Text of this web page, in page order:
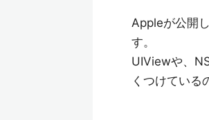
Appleが公開
す。
UIViewや、
くつけている